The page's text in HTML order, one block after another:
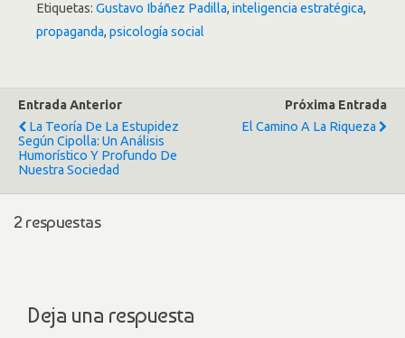
Etiquetas: Gustavo Ibáñez Padilla, inteligencia estratégica,
propaganda, psicología social
Entrada Anterior
La Teoría De La Estupidez
Según Cipolla: Un Análisis
Humorístico Y Profundo De
Nuestra Sociedad
Próxima Entrada
El Camino A La Riqueza
2 respuestas
Deja una respuesta